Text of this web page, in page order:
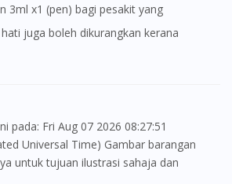
3ml x1 (pen) bagi pesakit yang
juga boleh dikurangkan kerana
Universal Time) Gambar barangan
untuk tujuan ilustrasi sahaja dan
yang sebenar